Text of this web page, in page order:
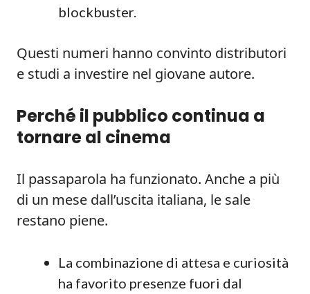
blockbuster.
Questi numeri hanno convinto distributori
e studi a investire nel giovane autore.
Perché il pubblico continua a
tornare al cinema
Il passaparola ha funzionato. Anche a più
di un mese dall’uscita italiana, le sale
restano piene.
La combinazione di attesa e curiosità
ha favorito presenze fuori dal